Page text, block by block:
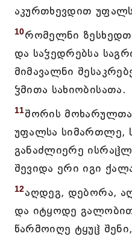
აკურთხევდით
10რომელნი ზესხედთ
და საჴედრებსა
მიმავალნი
ჴმითა სახიობისათა.
11შორის
უფალსა სიმართლე,
განაძლიერე
შევიდა ერი იგი
12აღდეგ, დებორა,
და იტყოდე
წარმოიღე ტყუჱ